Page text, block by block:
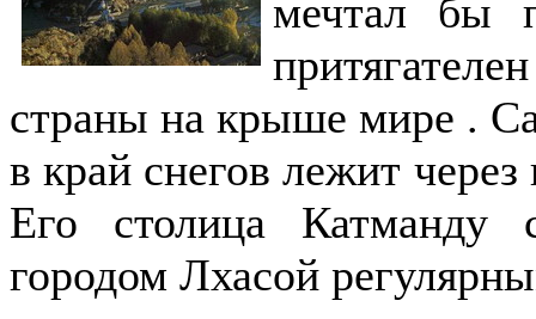
мечтал бы
страны на крыше мире .
в край снегов лежит
Его столица Катманду
городом Лхасой